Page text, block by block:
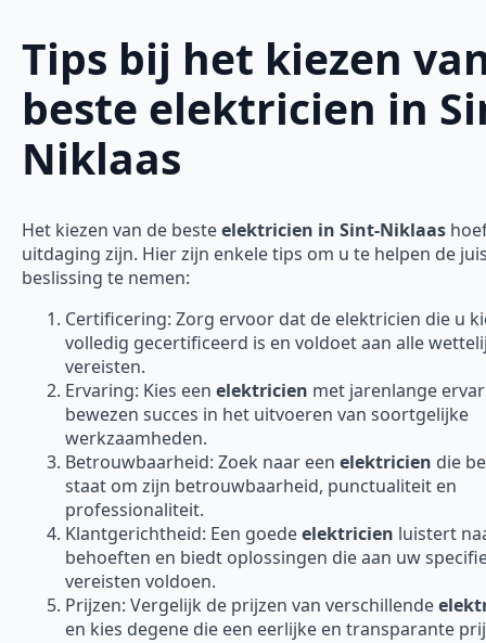
Tips bij het kiezen
beste elektricien in
Niklaas
Het kiezen van de besteelektricien in Sint-Niklaas
uitdaging zijn. Hier zijn enkele tips om u te helpen de
beslissing te nemen:
Certificering: Zorg ervoor dat de elektricien die u
volledig gecertificeerd is en voldoet aan alle
vereisten.
Ervaring: Kies een elektricien met jarenlange
bewezen succes in het uitvoeren van soortgelijke
werkzaamheden.
Betrouwbaarheid: Zoek naar een elektricien die
staat om zijn betrouwbaarheid, punctualiteit en
professionaliteit.
Klantgerichtheid: Een goedeelektricien luistert
behoeften en biedt oplossingen die aan uw
vereisten voldoen.
Prijzen: Vergelijk de prijzen van verschillende
en kies degene die een eerlijke en transparante